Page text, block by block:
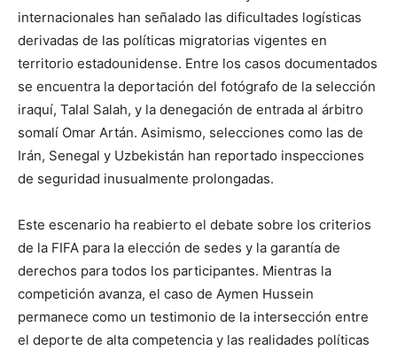
internacionales han señalado las dificultades logísticas
derivadas de las políticas migratorias vigentes en
territorio estadounidense. Entre los casos documentados
se encuentra la deportación del fotógrafo de la selección
iraquí, Talal Salah, y la denegación de entrada al árbitro
somalí Omar Artán. Asimismo, selecciones como las de
Irán, Senegal y Uzbekistán han reportado inspecciones
de seguridad inusualmente prolongadas.
Este escenario ha reabierto el debate sobre los criterios
de la FIFA para la elección de sedes y la garantía de
derechos para todos los participantes. Mientras la
competición avanza, el caso de Aymen Hussein
permanece como un testimonio de la intersección entre
el deporte de alta competencia y las realidades políticas